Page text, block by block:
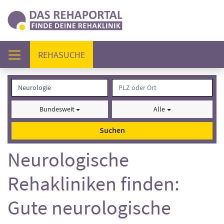
REHASUCHE(AKTUELL)
Bundesweit Alle
Suchen
Neurologische
Rehakliniken finden:
Gute neurologische